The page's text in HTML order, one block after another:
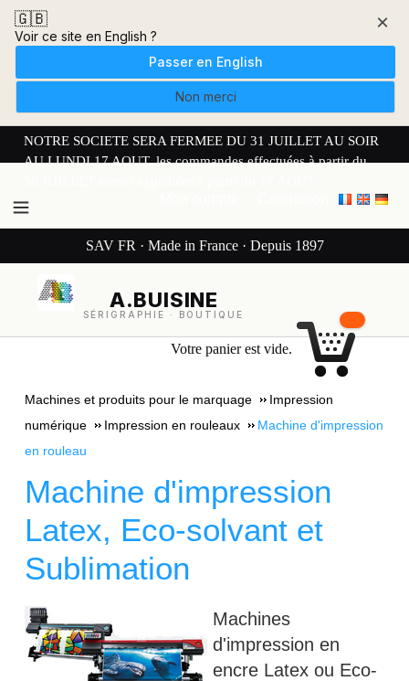
🇬🇧
Voir ce site en English ?
Passer en English
Non merci
×
NOTRE SOCIETE SERA FERMEE DU 31 JUILLET AU SOIR
AU LUNDI 17 AOUT. les commandes effectuées à partir du
SAV FR · Made in France · Depuis 1897
A.BUISINE
SÉRIGRAPHIE · BOUTIQUE
Votre panier est vide.
Machines et produits pour le marquage
Impression
numérique
Impression en rouleaux
Machine d'impression
en rouleau
Machine d'impression
Latex, Eco-solvant et
Sublimation
Machines
d'impression en
encre Latex ou Eco-